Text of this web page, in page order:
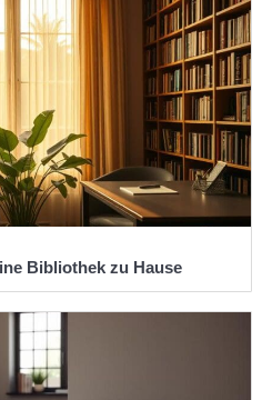
Bibliothek zu Hause